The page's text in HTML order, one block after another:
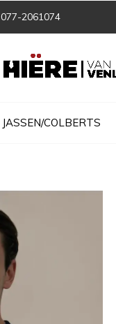
JASSEN/COLBERTS
077-2061074